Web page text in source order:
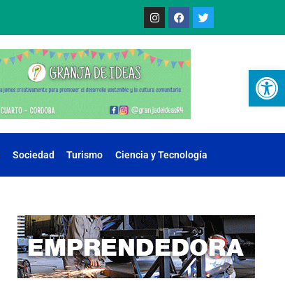
Sociedad Turismo Ciencia y Tecnología